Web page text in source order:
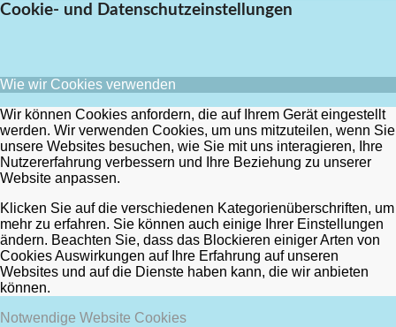
Cookie- und Datenschutzeinstellungen
Wie wir Cookies verwenden
Wir können Cookies anfordern, die auf Ihrem Gerät eingestellt
werden. Wir verwenden Cookies, um uns mitzuteilen, wenn Sie
unsere Websites besuchen, wie Sie mit uns interagieren, Ihre
Nutzererfahrung verbessern und Ihre Beziehung zu unserer
Website anpassen.
Klicken Sie auf die verschiedenen Kategorienüberschriften, um
mehr zu erfahren. Sie können auch einige Ihrer Einstellungen
ändern. Beachten Sie, dass das Blockieren einiger Arten von
Cookies Auswirkungen auf Ihre Erfahrung auf unseren
Websites und auf die Dienste haben kann, die wir anbieten
können.
Notwendige Website Cookies